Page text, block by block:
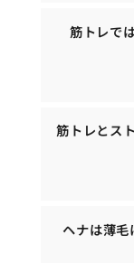
筋トレで
筋トレとス
ヘナは薄